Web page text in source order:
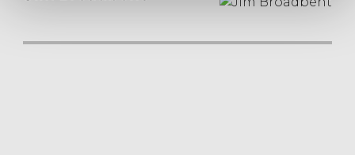
acclaimed autobiography Moab Is My Washpot,